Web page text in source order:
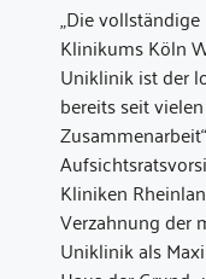
„Die
Klinikums Köln
Uniklinik ist der
bereits seit
Kliniken
Verzahnung der
Uniklinik als